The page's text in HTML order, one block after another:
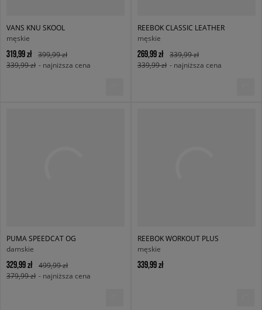
VANS KNU SKOOL
męskie
319,99 zł
399,99 zł
339,99 zł - najniższa cena
REEBOK CLASSIC LEATHER
męskie
269,99 zł
339,99 zł
339,99 zł - najniższa cena
PUMA SPEEDCAT OG
damskie
329,99 zł
499,99 zł
379,99 zł - najniższa cena
REEBOK WORKOUT PLUS
męskie
339,99 zł